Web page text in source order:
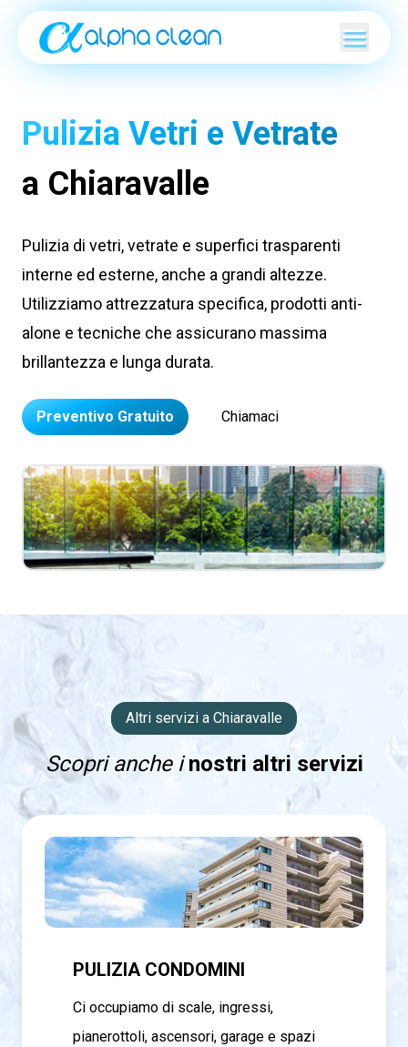
Pulizia Vetri e Vetrate
a Chiaravalle
Pulizia di vetri, vetrate e superfici trasparenti
interne ed esterne, anche a grandi altezze.
Utilizziamo attrezzatura specifica, prodotti anti-
alone e tecniche che assicurano massima
brillantezza e lunga durata.
Preventivo Gratuito Chiamaci
Altri servizi a Chiaravalle
Scopri anche inostri altri servizi
PULIZIA CONDOMINI
Ci occupiamo di scale, ingressi,
pianerottoli, ascensori, garage e spazi